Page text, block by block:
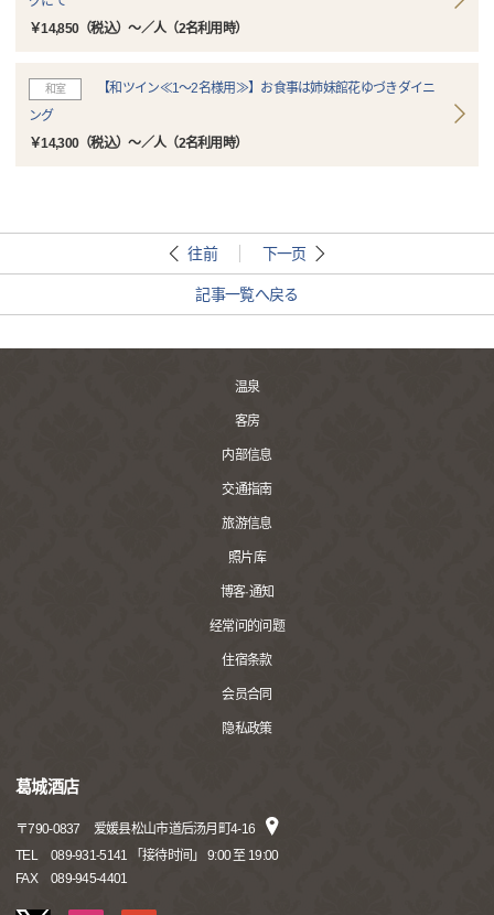
￥14,850（税込）～／人（2名利用時）
和室
【和ツイン≪1～2名様用≫】お食事は姉妹館花ゆづきダイニ
ング
￥14,300（税込）～／人（2名利用時）
往前 下一页
記事一覧へ戻る
温泉
客房
内部信息
交通指南
旅游信息
照片库
博客·通知
经常问的问题
住宿条款
会员合同
隐私政策
葛城酒店
〒790-0837
爱媛县松山市道后汤月町4-16
TEL
089-931-5141 「接待时间」 9:00 至 19:00
FAX
089-945-4401